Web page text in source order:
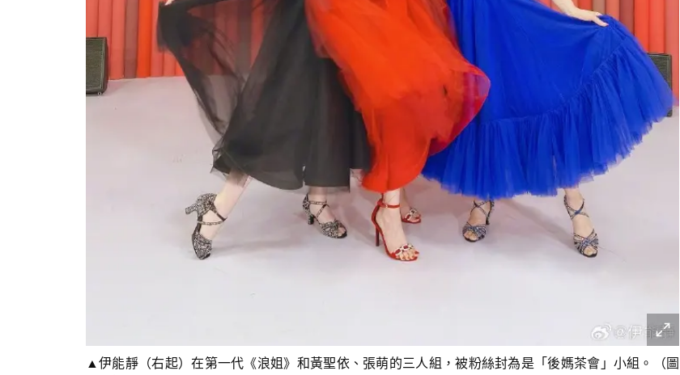
▲伊能靜（右起）在第一代《浪姐》和黃聖依、張萌的三人組，被粉絲封為是「後媽茶會」小組。（圖